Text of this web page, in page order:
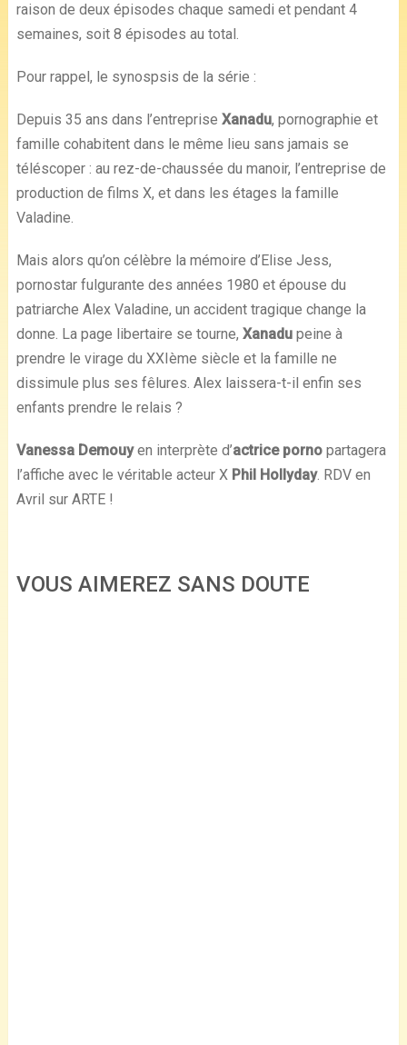
raison de deux épisodes chaque samedi et pendant 4
semaines, soit 8 épisodes au total.
Pour rappel, le synospsis de la série :
Depuis 35 ans dans l’entreprise Xanadu, pornographie et
famille cohabitent dans le même lieu sans jamais se
téléscoper : au rez-de-chaussée du manoir, l’entreprise de
production de films X, et dans les étages la famille
Valadine.
Mais alors qu’on célèbre la mémoire d’Elise Jess,
pornostar fulgurante des années 1980 et épouse du
patriarche Alex Valadine, un accident tragique change la
donne. La page libertaire se tourne, Xanadupeine à
prendre le virage du XXIème siècle et la famille ne
dissimule plus ses fêlures. Alex laissera-t-il enfin ses
enfants prendre le relais ?
Vanessa Demouyen interprète d’actrice pornopartagera
l’affiche avec le véritable acteur X Phil Hollyday. RDV en
Avril sur ARTE !
VOUS AIMEREZ SANS DOUTE